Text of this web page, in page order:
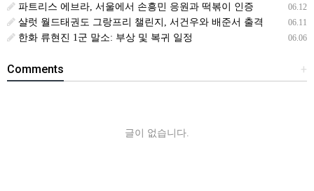
06.12
파트리스 에브라, 서울에서 손흥민 응원과 떡볶이 인증
06.11
샬럿 월드태권도 그랑프리 챌린지, 서건우와 배준서 출격
06.06
한화 류현진 1군 말소: 부상 및 복귀 일정
+
Comments
글이 없습니다.